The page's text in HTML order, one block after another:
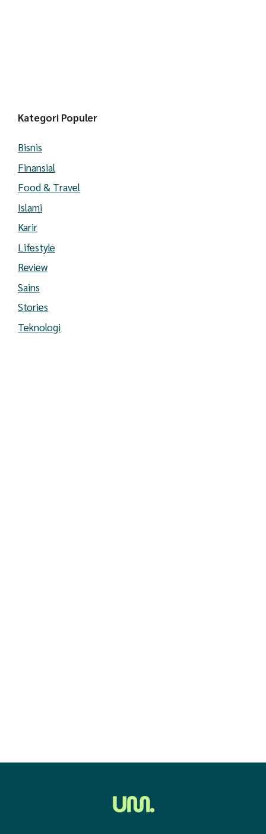
Kategori Populer
Bisnis
Finansial
Food & Travel
Islami
Karir
Lifestyle
Review
Sains
Stories
Teknologi